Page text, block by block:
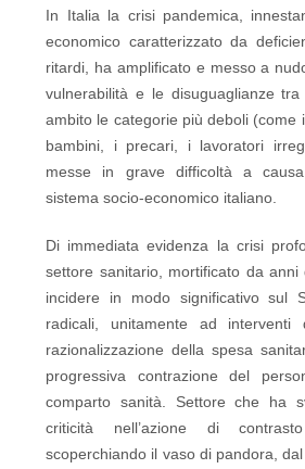
In Italia la crisi pandemica,
economico caratterizzato da
ritardi, ha amplificato e messo a
vulnerabilità e le disuguaglianze
ambito le categorie più deboli (come
bambini, i precari, i lavoratori
messe in grave difficoltà a
sistema socio-economico italiano.
Di immediata evidenza la crisi
settore sanitario, mortificato da anni
incidere in modo significativo sul
radicali, unitamente ad interventi
razionalizzazione della spesa
progressiva contrazione del
comparto sanità. Settore che ha
criticità nell’azione di
scoperchiando il vaso di pandora,